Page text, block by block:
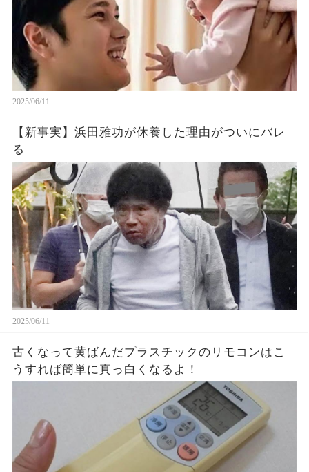
2025/06/11
【新事実】浜田雅功が休養した理由がついにバレ
る
2025/06/11
古くなって黄ばんだプラスチックのリモコンはこ
うすれば簡単に真っ白くなるよ！